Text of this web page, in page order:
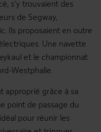
s’y trouvaient des
de Segway,
Ils proposaient en outre
Une navette
et le championnat
Westphalie.
approprié grâce à sa
point de passage du
pour réunir les